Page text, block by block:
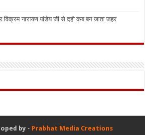
विक्रम नारायण पांडेय जी से दही कब बन जाता जहर
by - Prabhat Media Creations